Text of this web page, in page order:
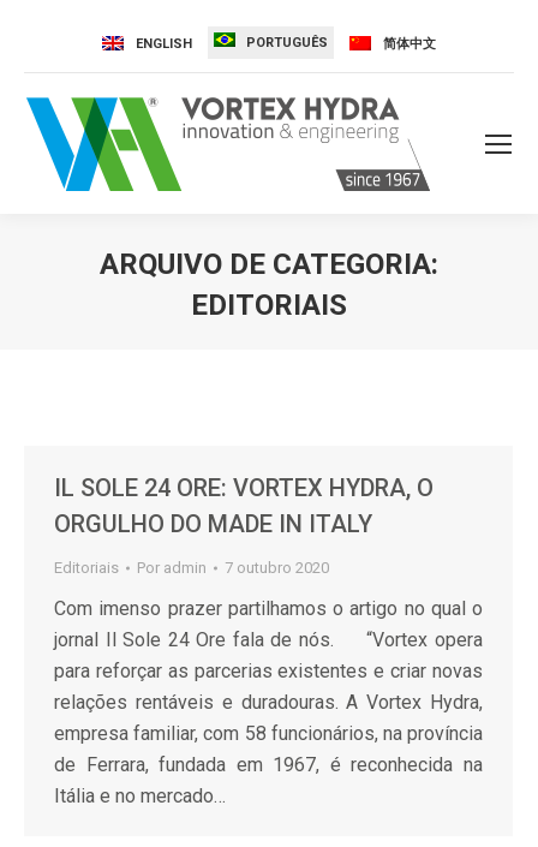
ENGLISH PORTUGUÊS 简体中文
ARQUIVO DE CATEGORIA:
EDITORIAIS
IL SOLE 24 ORE: VORTEX HYDRA, O
ORGULHO DO MADE IN ITALY
Editoriais Por admin 7 outubro 2020
Com imenso prazer partilhamos o artigo no qual o
jornal Il Sole 24 Ore fala de nós. “Vortex opera
para reforçar as parcerias existentes e criar novas
relações rentáveis e duradouras. A Vortex Hydra,
empresa familiar, com 58 funcionários, na província
de Ferrara, fundada em 1967, é reconhecida na
Itália e no mercado…